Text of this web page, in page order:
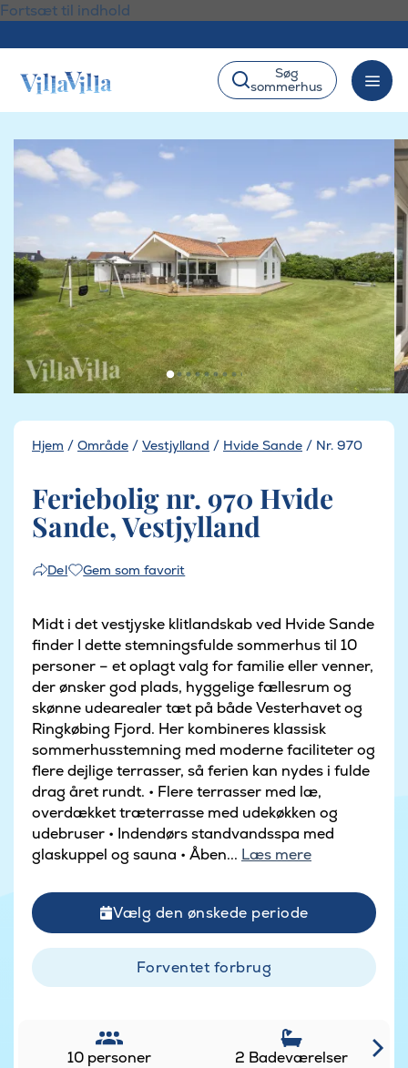
Fortsæt til indhold
Søg
sommerhus
Hjem / Område / Vestjylland / Hvide Sande / Nr. 970
Feriebolig nr. 970 Hvide
Sande, Vestjylland
Del Gem som favorit
Midt i det vestjyske klitlandskab ved Hvide Sande
finder I dette stemningsfulde sommerhus til 10
personer – et oplagt valg for familie eller venner,
der ønsker god plads, hyggelige fællesrum og
skønne udearealer tæt på både Vesterhavet og
Ringkøbing Fjord. Her kombineres klassisk
sommerhusstemning med moderne faciliteter og
flere dejlige terrasser, så ferien kan nydes i fulde
drag året rundt. • Flere terrasser med læ,
overdækket træterrasse med udekøkken og
udebruser • Indendørs standvandsspa med
glaskuppel og sauna • Åben... Læs mere
Vælg den ønskede periode
Forventet forbrug
10 personer 2 Badeværelser